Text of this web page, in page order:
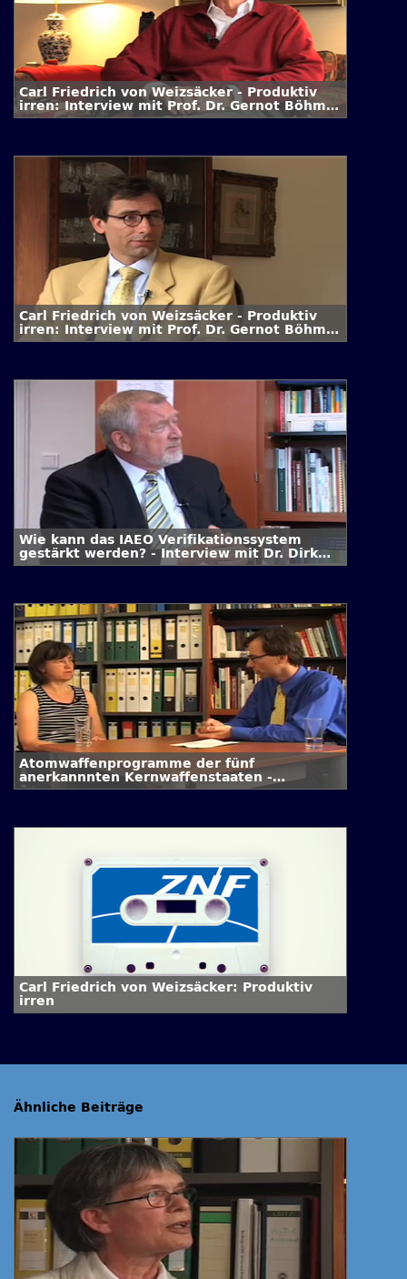
Carl Friedrich von Weizsäcker - Produktiv
irren: Interview mit Prof. Dr. Gernot Böhme
/ 2. Folge
Carl Friedrich von Weizsäcker - Produktiv
irren: Interview mit Prof. Dr. Gernot Böhme
/ 1. Folge
Wie kann das IAEO Verifikationssystem
gestärkt werden? - Interview mit Dr. Dirk
Schriefer
Atomwaffenprogramme der fünf
anerkannnten Kernwaffenstaaten -
Interview mit Dr. Annette Schaper
Carl Friedrich von Weizsäcker: Produktiv
irren
Ähnliche Beiträge